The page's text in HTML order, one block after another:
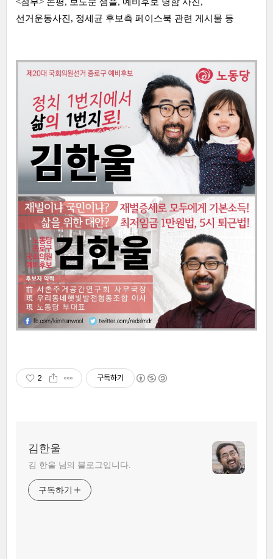
<첨부> 논평, 보도문 샘플, 예비후보 명함 사진,
선거운동사진, 정세균 후보측 페이스북 관련 게시물 등
2 구독하기
김한울
김 한울 님의 블로그입니다.
구독하기